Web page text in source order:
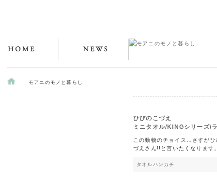
モアニのモノと暮らし
ひびのこづえ
ミニタオル/KINGシリーズ/
この動物のチョイス…さすがひ
づえさん!!と言いたくなります
タオル ハンカチ